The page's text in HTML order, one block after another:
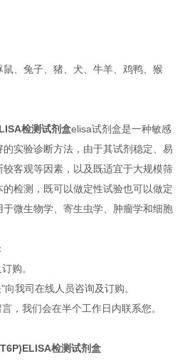
、兔子、猪、犬、牛羊、鸡鸭、猴
检测试剂盒elisa试剂盒是一种敏感
实验诊断方法，由于其试剂稳定、易
客观等因素，以及既适宜于大规模筛
检测，既可以做定性试验也可以做定
微生物学、寄生虫学、肿瘤学和细胞
购。
我司在线人员咨询及订购。
，我们会在半个工作日内联系您。
检测试剂盒